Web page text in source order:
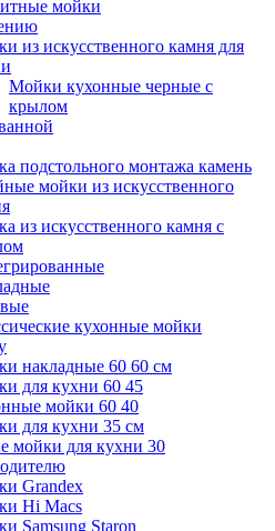
мойки
из искусственного камня для
Мойки кухонные черные с
крылом
подстольного монтажа камень
мойки из искусственного
из искусственного камня с
кухонные мойки
накладные 60 60 см
для кухни 60 45
мойки 60 40
для кухни 35 см
мойки для кухни 30
Grandex
Hi Macs
Samsung Staron